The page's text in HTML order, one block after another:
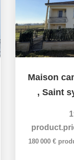
, Saint
180 000 €